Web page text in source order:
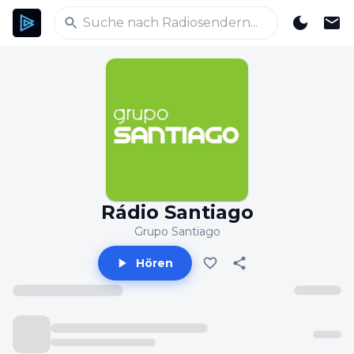
Rádio Santiago
Grupo Santiago
Hören